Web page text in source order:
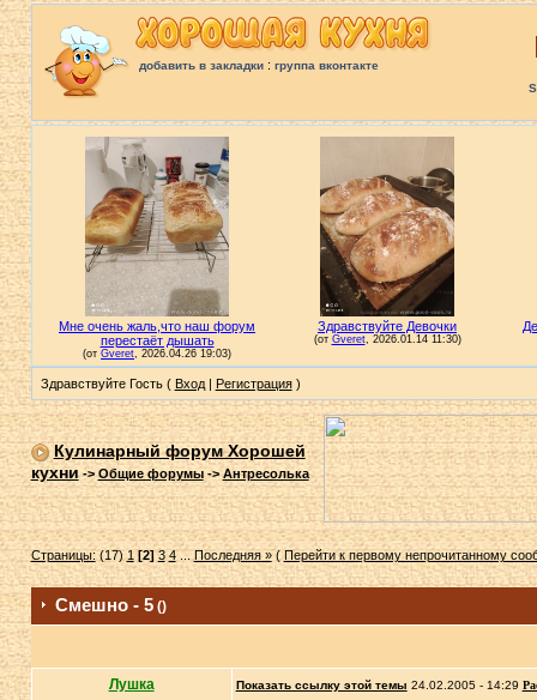
добавить в закладки: группа вконтакте
Здравствуйте Гость ( Вход| Регистрация)
Кулинарный форум Хорошей
кухни->Общие форумы-> Антресолька
Страницы:(17)1 [2] 3 4...Последняя »( Перейти к первому непрочитанному
Смешно - 5()
Лушка Показать ссылку этой темы 24.02.2005 - 14:29